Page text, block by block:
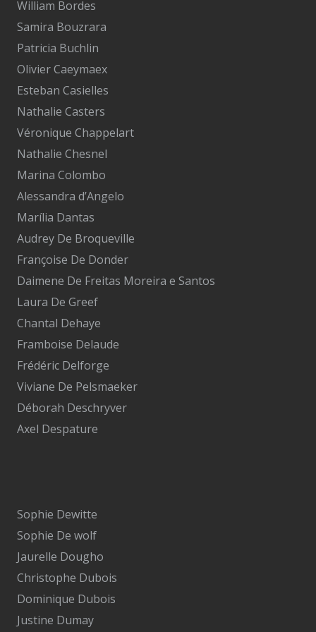
William Bordes
Samira Bouzrara
Patricia Buchlin
Olivier Caeymaex
Esteban Casielles
Nathalie Casters
Véronique Chappelart
Nathalie Chesnel
Marina Colombo
Alessandra d’Angelo
Marília Dantas
Audrey De Broqueville
Françoise De Donder
Daimene De Freitas Moreira e Santos
Laura De Greef
Chantal Dehaye
Framboise Delaude
Frédéric Delforge
Viviane De Pelsmaeker
Déborah Deschryver
Axel Despature
Sophie Dewitte
Sophie De wolf
Jaurelle Dougho
Christophe Dubois
Dominique Dubois
Justine Dumay